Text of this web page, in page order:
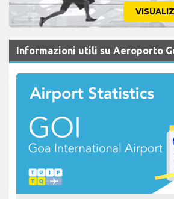
Informazioni utili su Aeroporto